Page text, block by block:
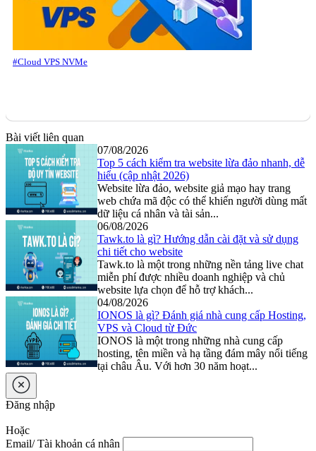
#Cloud VPS NVMe
Bài viết liên quan
07/08/2026
Top 5 cách kiểm tra website lừa đảo nhanh, dễ
hiểu (cập nhật 2026)
Website lừa đảo, website giả mạo hay trang
web chứa mã độc có thể khiến người dùng mất
dữ liệu cá nhân và tài sản...
06/08/2026
Tawk.to là gì? Hướng dẫn cài đặt và sử dụng
chi tiết cho website
Tawk.to là một trong những nền tảng live chat
miễn phí được nhiều doanh nghiệp và chủ
website lựa chọn để hỗ trợ khách...
04/08/2026
IONOS là gì? Đánh giá nhà cung cấp Hosting,
VPS và Cloud từ Đức
IONOS là một trong những nhà cung cấp
hosting, tên miền và hạ tầng đám mây nổi tiếng
tại châu Âu. Với hơn 30 năm hoạt...
Đăng nhập
Hoặc
Email/ Tài khoản cá nhân